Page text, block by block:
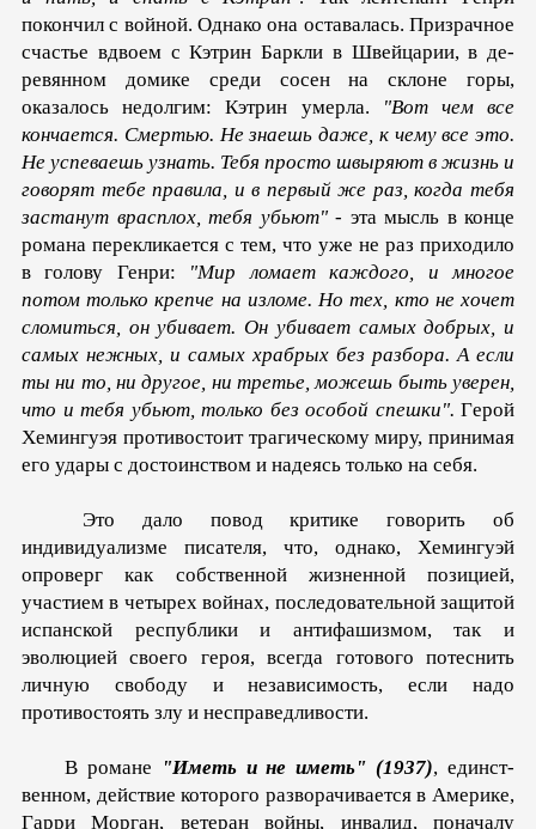
покончил с войной. Однако она оставалась. При­зрачное
счастье вдвоем с Кэтрин Баркли в Швейцарии, в де­
ревянном домике среди сосен на склоне горы,
оказалось недолгим: Кэтрин умерла.
"Вот чем все
кончается. Смертью. Не знаешь даже, к чему все это.
Не успеваешь узнать. Тебя просто швыряют в жизнь и
говорят тебе правила, и в первый же раз, когда тебя
застанут врасплох, тебя убьют"- эта мысль в конце
романа перекликается с тем, что уже не раз приходило
в голову Генри: "Мир ломает каждого, и многое
потом только крепче на изломе. Но тех, кто не хочет
сло­миться, он убивает. Он убивает самых добрых, и
самых неж­ных, и самых храбрых без разбора. А если
ты ни то, ни дру­гое, ни третье, можешь быть уверен,
что и тебя убьют, только без особой спешки". Гepой
Хемингуэя противостоит трагическому миру, принимая
его удары с достоинством и надеясь только на себя.
Это дало повод критике говорить об
индивидуализме писателя, что, однако, Хемингуэй
опроверг как собственной жизненной позицией,
участием в четырех войнах, последовательной защитой
испанской республики и антифашизмом, так и
эволюцией своего героя, всегда готового потеснить
личную свободу и независимость, если надо
противостоять злу и не­справедливости.
В романе "Иметь и не иметь" (1937), единст­
венном, действие которого разворачивается в Америке,
Гарри Морган, ветеран войны, инвалид, поначалу